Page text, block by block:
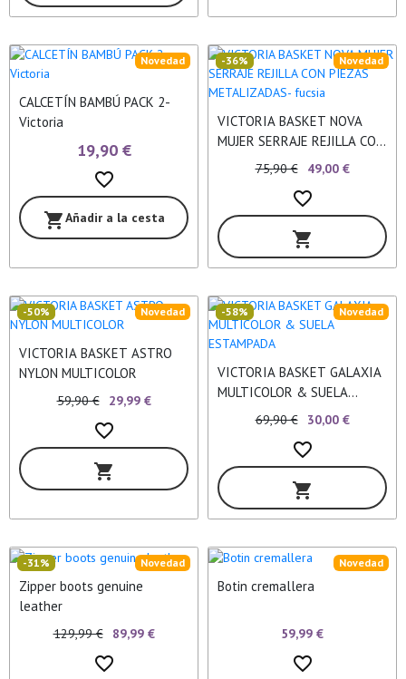
CALCETÍN BAMBÚ PACK 2-
Victoria
Novedad
19,90 €
favorite_border
shopping_cartAñadir a la cesta
VICTORIA BASKET NOVA
MUJER SERRAJE REJILLA CON
PIEZAS METALIZADAS-
Novedad
-36%
75,90 € 49,00 €
favorite_border
shopping_cart
VICTORIA BASKET ASTRO
NYLON MULTICOLOR
Novedad
-50%
59,90 € 29,99 €
favorite_border
shopping_cart
VICTORIA BASKET GALAXIA
MULTICOLOR & SUELA
ESTAMPADA
Novedad
-58%
69,90 € 30,00 €
favorite_border
shopping_cart
Zipper boots genuine
leather
Novedad
-31%
129,99 € 89,99 €
favorite_border
Botin cremallera
Novedad
59,99 €
favorite_border